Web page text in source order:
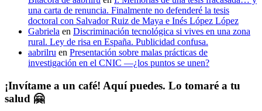
una carta de renuncia. Finalmente no defenderé la tesis
doctoral con Salvador Ruiz de Maya e Inés López López
Gabriela en Discriminación tecnológica si vives en una zona
rural. Ley de risa en España. Publicidad confusa.
aabrilru en Presentación sobre malas prácticas de
investigación en el CNIC —¿los puntos se unen?
¡Invítame a un café! Aquí puedes. Lo tomaré a tu
salud 🤗